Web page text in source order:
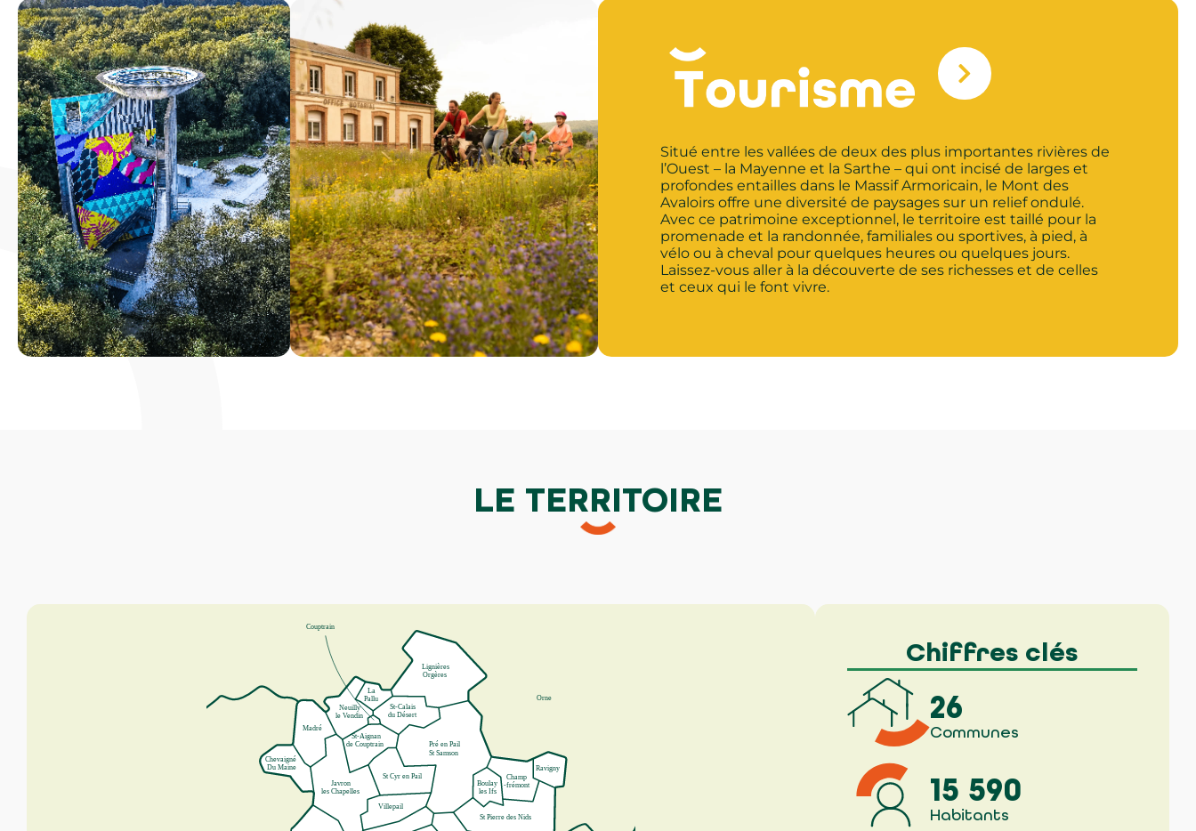
Situé entre les vallées de deux des plus importantes rivières de
l’Ouest – la Mayenne et la Sarthe – qui ont incisé de larges et
profondes entailles dans le Massif Armoricain, le Mont des
Avaloirs offre une diversité de paysages sur un relief ondulé.
Avec ce patrimoine exceptionnel, le territoire est taillé pour la
promenade et la randonnée, familiales ou sportives, à pied, à
vélo ou à cheval pour quelques heures ou quelques jours.
Laissez-vous aller à la découverte de ses richesses et de celles
et ceux qui le font vivre.
LE TERRITOIRE
Chiffres clés
26
Communes
15 590
Habitants